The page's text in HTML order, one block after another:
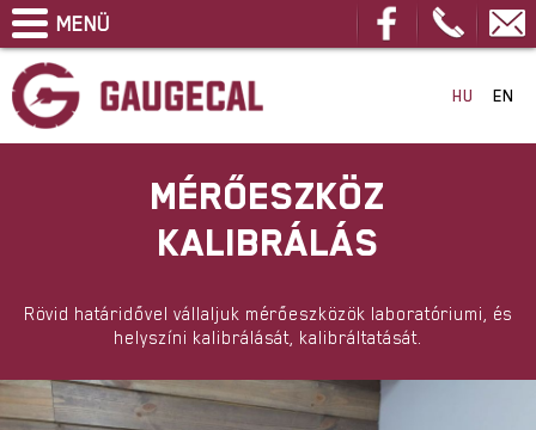
HU EN
MÉRŐESZKÖZ
KALIBRÁLÁS
Rövid határidővel vállaljuk mérőeszközök laboratóriumi, és
helyszíni kalibrálását, kalibráltatását.
MENÜ
FŐOLDAL
CÉGÜNKRŐL